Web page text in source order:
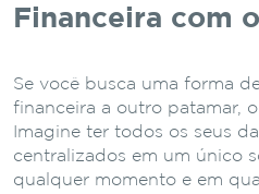
Financeira com
Se você busca uma forma
financeira a outro patamar, o
Imagine ter todos os seus
centralizados em um único
qualquer momento e em